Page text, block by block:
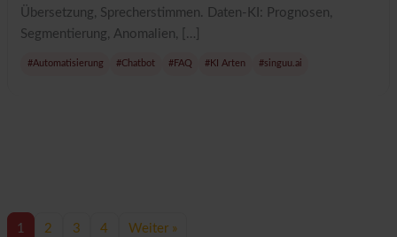
Übersetzung, Sprecherstimmen. Daten-KI: Prognosen,
Segmentierung, Anomalien, […]
#Automatisierung #Chatbot #FAQ #KI Arten #singuu.ai
1 2 3 4 Weiter »